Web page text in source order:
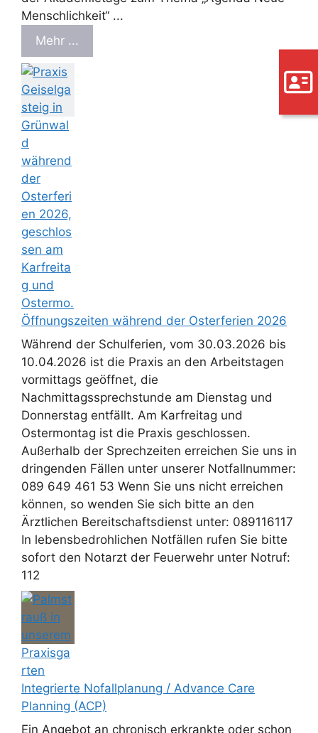
Menschlichkeit“ ...
Mehr ...
Öffnungszeiten während der Osterferien 2026
Während der Schulferien, vom 30.03.2026 bis
10.04.2026 ist die Praxis an den Arbeitstagen
vormittags geöffnet, die
Nachmittagssprechstunde am Dienstag und
Donnerstag entfällt. Am Karfreitag und
Ostermontag ist die Praxis geschlossen.
Außerhalb der Sprechzeiten erreichen Sie uns in
dringenden Fällen unter unserer Notfallnummer:
089 649 461 53 Wenn Sie uns nicht erreichen
können, so wenden Sie sich bitte an den
Ärztlichen Bereitschaftsdienst unter: 089116117
In lebensbedrohlichen Notfällen rufen Sie bitte
sofort den Notarzt der Feuerwehr unter Notruf:
112
Integrierte Nofallplanung / Advance Care
Planning (ACP)
Ein Angebot an chronisch erkrankte oder schon